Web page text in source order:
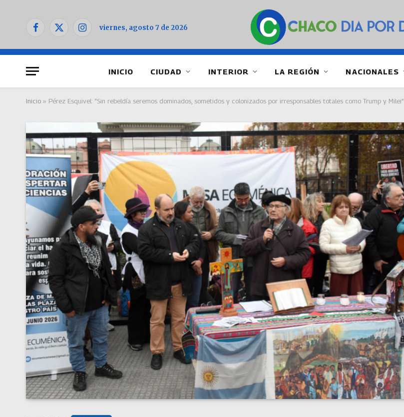
Facebook
X
Instagramviernes, agosto 7 de 2026
INICIO CIUDAD INTERIOR LA REGIÓN NACIONALES
Inicio » Pérez Esquivel: “Sin rebeldía seremos dominados, sometidos y colonizados por irresponsables totales como Trump y Milei”